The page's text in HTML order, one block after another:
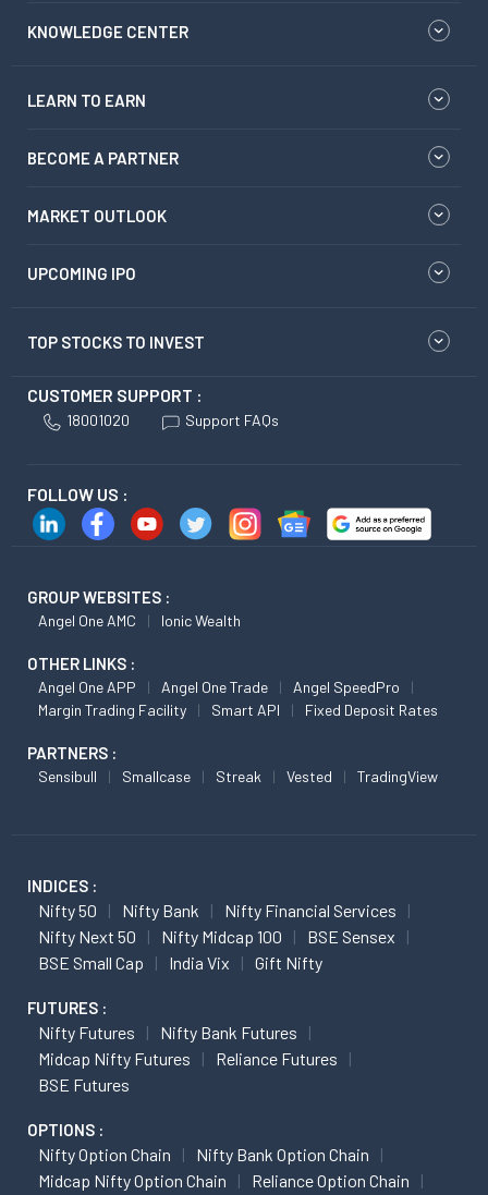
KNOWLEDGE CENTER
LEARN TO EARN
BECOME A PARTNER
MARKET OUTLOOK
UPCOMING IPO
TOP STOCKS TO INVEST
CUSTOMER SUPPORT :
18001020 Support FAQs
FOLLOW US :
GROUP WEBSITES :
Angel One AMC Ionic Wealth
OTHER LINKS :
Angel One APP Angel One Trade
Angel SpeedPro
Margin Trading Facility
Smart API Fixed Deposit Rates
PARTNERS :
Sensibull Smallcase Streak Vested TradingView
INDICES :
Nifty 50 Nifty Bank
Nifty Financial Services
Nifty Next 50
Nifty Midcap 100
BSE Sensex
BSE Small Cap
India Vix Gift Nifty
FUTURES :
Nifty Futures
Nifty Bank Futures
Midcap Nifty Futures
Reliance Futures
BSE Futures
OPTIONS :
Nifty Option Chain
Nifty Bank Option Chain
Midcap Nifty Option Chain
Reliance Option Chain